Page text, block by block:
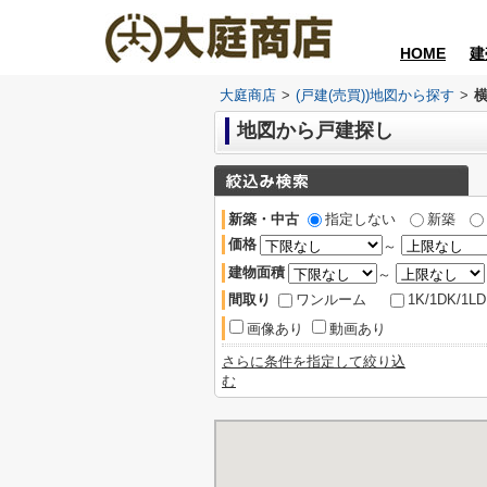
HOME
大庭商店 > (戸建(売買))地図から探す >
地図から戸建探し
新築・中古 指定しない
新築
価格
～
建物面積
～
間取り
ワンルーム
1K/1DK/
画像あり
動画あり
さらに条件を指定して絞り込
む